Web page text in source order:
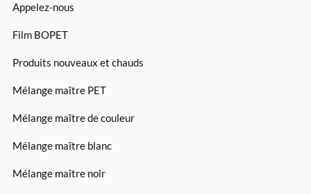
Appelez-nous
Film BOPET
Produits nouveaux et chauds
Mélange maître PET
Mélange maître de couleur
Mélange maître blanc
Mélange maître noir